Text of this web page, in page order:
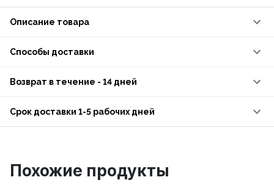
Описание товара
Способы доставки
Возврат в течение - 14 дней
Срок доставки 1-5 рабочих дней
Похожие продукты